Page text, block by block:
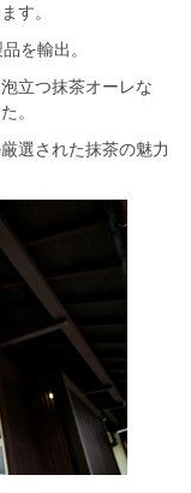
す。
を輸出。
立つ抹茶オーレな
。
選された抹茶の魅力